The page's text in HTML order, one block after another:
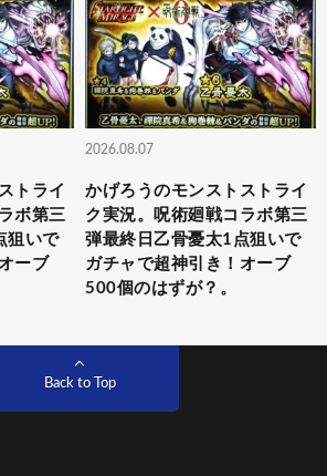
トライ
ボ第三
狙いで
ーブ
2026.08.07
かげろうのモンストストライ
ク実況。呪術廻戦コラボ第三
弾最終日乙骨憂太1点狙いで
ガチャで超神引き！オーブ
500個のはずが？。
Back to Top